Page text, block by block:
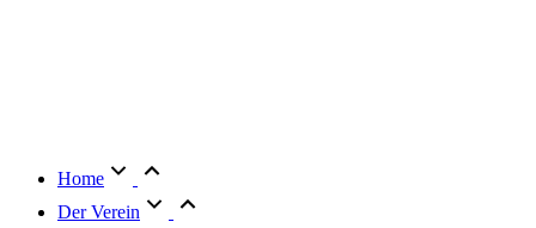
Home
Der Verein